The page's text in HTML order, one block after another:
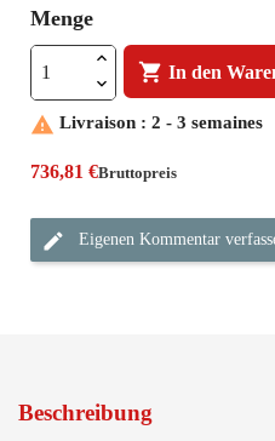
Menge
 In den
 Livraison : 2 - 3 semaines
736,81 €Bruttopreis
Eigenen Kommentar
Beschreibung